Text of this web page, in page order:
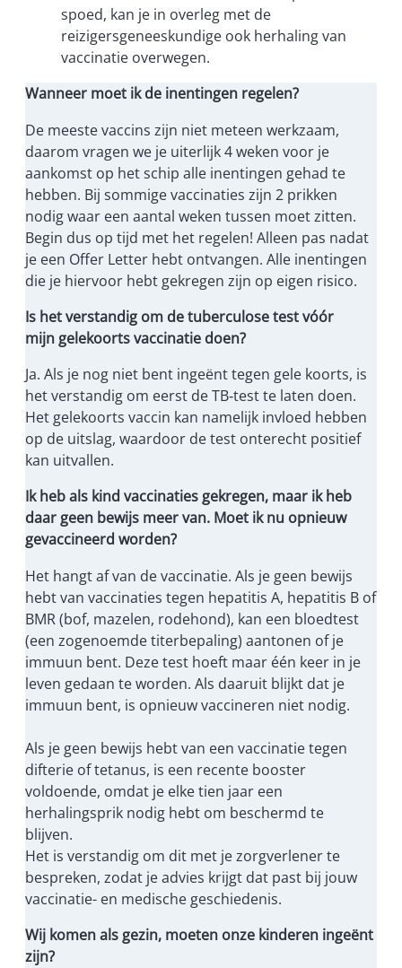
spoed, kan je in overleg met de
reizigersgeneeskundige ook herhaling van
vaccinatie overwegen.
Wanneer moet ik de inentingen regelen?
De meeste vaccins zijn niet meteen werkzaam,
daarom vragen we je uiterlijk 4 weken voor je
aankomst op het schip alle inentingen gehad te
hebben. Bij sommige vaccinaties zijn 2 prikken
nodig waar een aantal weken tussen moet zitten.
Begin dus op tijd met het regelen! Alleen pas nadat
je een Offer Letter hebt ontvangen. Alle inentingen
die je hiervoor hebt gekregen zijn op eigen risico.
Is het verstandig om de tuberculose test vóór
mijn gelekoorts vaccinatie doen?
Ja. Als je nog niet bent ingeënt tegen gele koorts, is
het verstandig om eerst de TB‑test te laten doen.
Het gelekoorts vaccin kan namelijk invloed hebben
op de uitslag, waardoor de test onterecht positief
kan uitvallen.
Ik heb als kind vaccinaties gekregen, maar ik heb
daar geen bewijs meer van. Moet ik nu opnieuw
gevaccineerd worden?
Het hangt af van de vaccinatie. Als je geen bewijs
hebt van vaccinaties tegen hepatitis A, hepatitis B of
BMR (bof, mazelen, rodehond), kan een bloedtest
(een zogenoemde titerbepaling) aantonen of je
immuun bent. Deze test hoeft maar één keer in je
leven gedaan te worden. Als daaruit blijkt dat je
immuun bent, is opnieuw vaccineren niet nodig.
Als je geen bewijs hebt van een vaccinatie tegen
difterie of tetanus, is een recente booster
voldoende, omdat je elke tien jaar een
herhalingsprik nodig hebt om beschermd te
blijven.
Het is verstandig om dit met je zorgverlener te
bespreken, zodat je advies krijgt dat past bij jouw
vaccinatie- en medische geschiedenis.
Wij komen als gezin, moeten onze kinderen ingeënt
zijn?